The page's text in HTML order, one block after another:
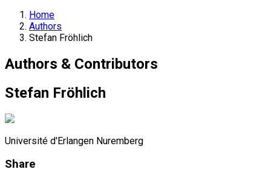
Home
Authors
Stefan Fröhlich
Authors & Contributors
Stefan Fröhlich
Université d'Erlangen Nuremberg
Share